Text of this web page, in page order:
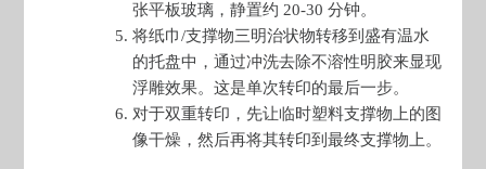
张平板玻璃，静置约 20-30 分钟。
将纸巾/支撑物三明治状物转移到盛有温水
的托盘中，通过冲洗去除不溶性明胶来显现
浮雕效果。这是单次转印的最后一步。
对于双重转印，先让临时塑料支撑物上的图
像干燥，然后再将其转印到最终支撑物上。